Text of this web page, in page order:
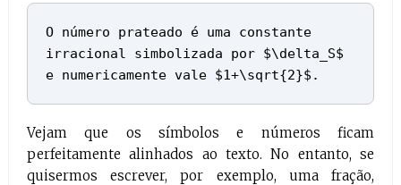
O número prateado é uma constante
irracional simbolizada por $\delta_S$
e numericamente vale $1+\sqrt{2}$.
Vejam que os símbolos e números ficam
perfeitamente alinhados ao texto. No entanto, se
quisermos escrever, por exemplo, uma fração,